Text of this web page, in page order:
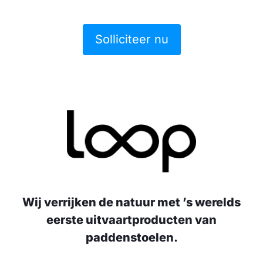
Solliciteer nu
Wij verrijken de natuur met ’s werelds
eerste uitvaartproducten van
paddenstoelen.